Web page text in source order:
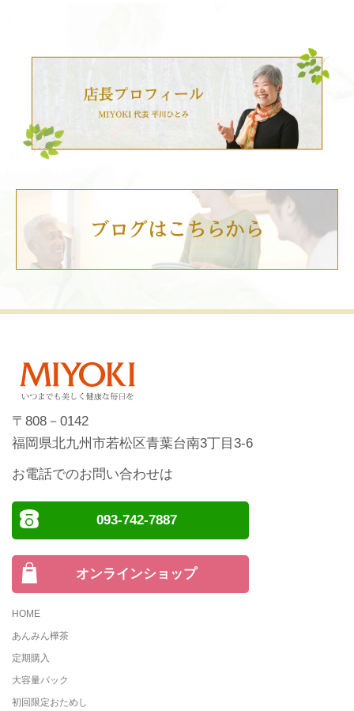
〒808－0142
福岡県北九州市若松区青葉台南3丁目3-6
お電話でのお問い合わせは
093-742-7887
オンラインショップ
HOME
あんみん樺茶
定期購入
大容量パック
初回限定おためし